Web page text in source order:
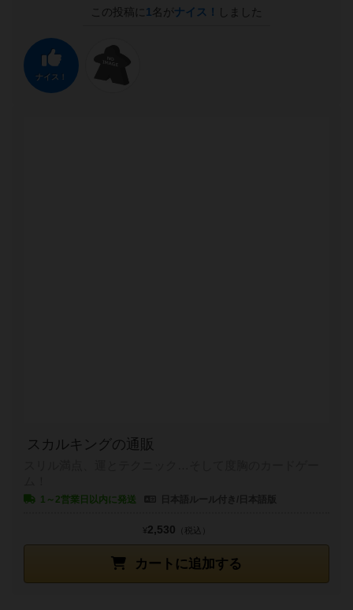
この投稿に 1 名がナイス！ しました
ナイス！
スカルキングの通販
1～2営業日以内に発送
カートに追加する
¥2,530 （税込）